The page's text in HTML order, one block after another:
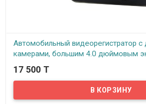
Автомобильный видеорегистратор с
камерами, большим 4.0 дюймовым
обзора 140° градусов в стильном
корпусе, ID003/V3
17 500 T